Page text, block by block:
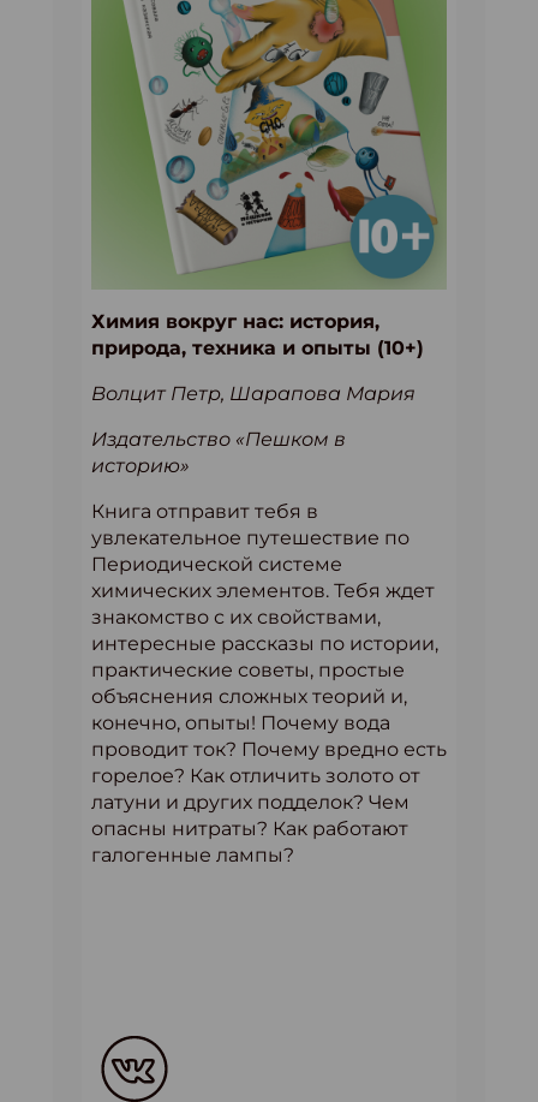
Химия вокруг нас: история,
природа, техника и опыты (10+)
Волцит Петр, Шарапова Мария
Издательство «Пешком в
историю»
Книга отправит тебя в
увлекательное путешествие по
Периодической системе
химических элементов. Тебя ждет
знакомство с их свойствами,
интересные рассказы по истории,
практические советы, простые
объяснения сложных теорий и,
конечно, опыты! Почему вода
проводит ток? Почему вредно есть
горелое? Как отличить золото от
латуни и других подделок? Чем
опасны нитраты? Как работают
галогенные лампы?